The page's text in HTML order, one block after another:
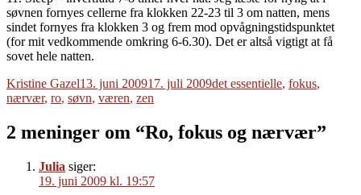
søvnen fornyes cellerne fra klokken 22-23 til 3 om natten, mens
sindet fornyes fra klokken 3 og frem mod opvågningstidspunktet
(for mit vedkommende omkring 6-6.30). Det er altså vigtigt at få
sovet hele natten.
Forfatter
Kristine GazelUdgivet
13. juni 200917. juli 2009Tags
det essentielle, fokus,
nærvær, ro, søvn, væren, zen
2 meninger om “Ro, fokus og nærvær”
Julia siger:
19. juni 2009 kl. 19:57